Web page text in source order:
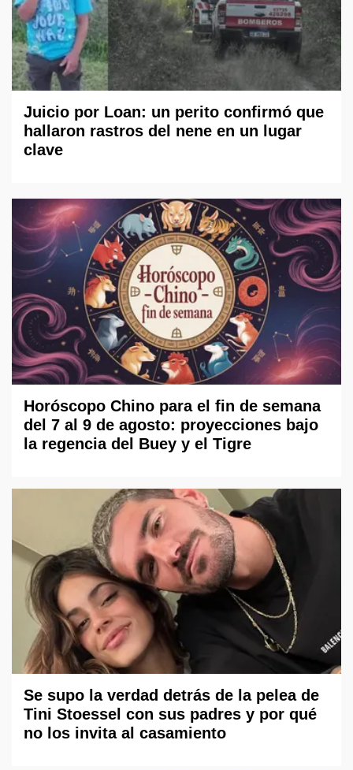
Juicio por Loan: un perito confirmó que
hallaron rastros del nene en un lugar
clave
Horóscopo Chino para el fin de semana
del 7 al 9 de agosto: proyecciones bajo
la regencia del Buey y el Tigre
Se supo la verdad detrás de la pelea de
Tini Stoessel con sus padres y por qué
no los invita al casamiento